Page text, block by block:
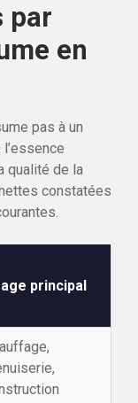
par
en
pas à un
qualité de la
constatées
principal